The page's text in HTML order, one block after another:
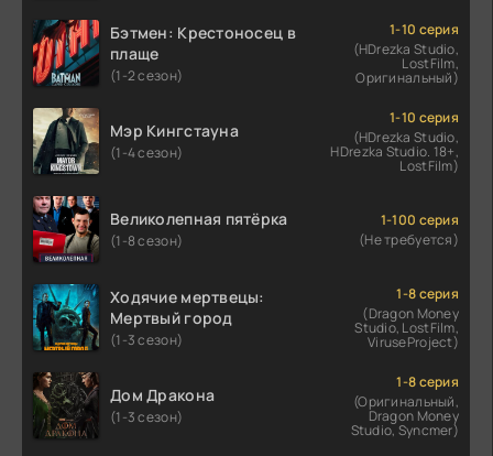
Бэтмен: Крестоносец в
плаще
(1-2 сезон)
1-10 серия
(HDrezka Studio,
LostFilm,
Оригинальный)
Мэр Кингстауна
(1-4 сезон)
1-10 серия
(HDrezka Studio,
HDrezka Studio. 18+,
LostFilm)
Великолепная пятёрка
(1-8 сезон)
1-100 серия
(Не требуется)
Ходячие мертвецы:
Мертвый город
(1-3 сезон)
1-8 серия
(Dragon Money
Studio, LostFilm,
ViruseProject)
Дом Дракона
(1-3 сезон)
1-8 серия
(Оригинальный,
Dragon Money
Studio, Syncmer)